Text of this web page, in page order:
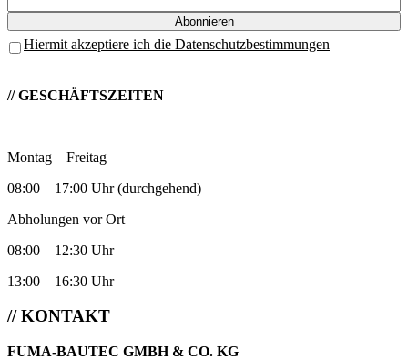
Hiermit akzeptiere ich die Datenschutzbestimmungen
// GESCHÄFTSZEITEN
Montag – Freitag
08:00 – 17:00 Uhr (durchgehend)
Abholungen vor Ort
08:00 – 12:30 Uhr
13:00 – 16:30 Uhr
// KONTAKT
FUMA-BAUTEC GMBH & CO. KG